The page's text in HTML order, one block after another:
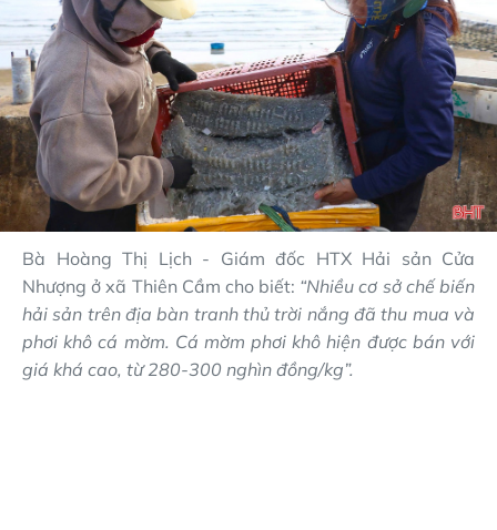
Bà Hoàng Thị Lịch - Giám đốc HTX Hải sản Cửa
Nhượng ở xã Thiên Cầm cho biết: “Nhiều cơ sở chế biến
hải sản trên địa bàn tranh thủ trời nắng đã thu mua và
phơi khô cá mờm. Cá mờm phơi khô hiện được bán với
giá khá cao, từ 280-300 nghìn đồng/kg”.